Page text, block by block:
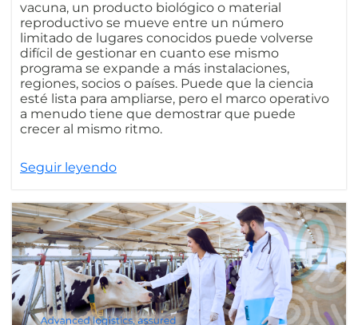
vacuna, un producto biológico o material
reproductivo se mueve entre un número
limitado de lugares conocidos puede volverse
difícil de gestionar en cuanto ese mismo
programa se expande a más instalaciones,
regiones, socios o países. Puede que la ciencia
esté lista para ampliarse, pero el marco operativo
a menudo tiene que demostrar que puede
crecer al mismo ritmo.
Seguir leyendo